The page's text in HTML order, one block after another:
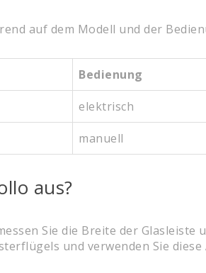
auf dem Modell und der
Bedienung
elektrisch
manuell
aus?
Sie die Breite der
und verwenden Sie